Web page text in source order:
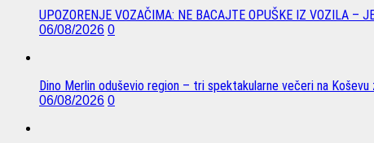
UPOZORENJE VOZAČIMA: NE BACAJTE OPUŠKE IZ VOZILA –
06/08/2026 0
Dino Merlin oduševio region – tri spektakularne večeri na Koševu
06/08/2026 0